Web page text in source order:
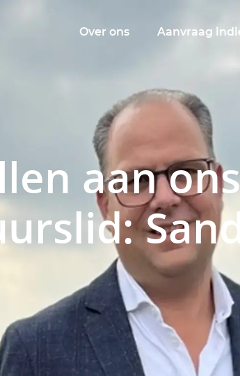
Over ons Aanvraag
aan ons